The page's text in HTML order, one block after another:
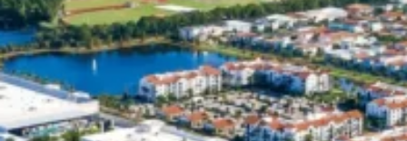
Une plateforme
immobilière privée,